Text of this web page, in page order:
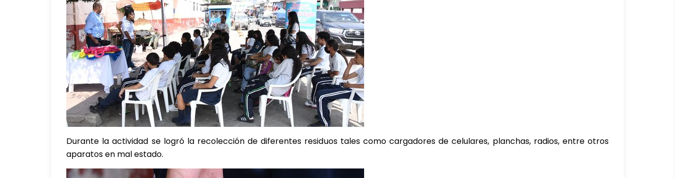
Durante la actividad se logró la recolección de diferentes residuos tales como cargadores de celulares, planchas, radios, entre otros
aparatos en mal estado.